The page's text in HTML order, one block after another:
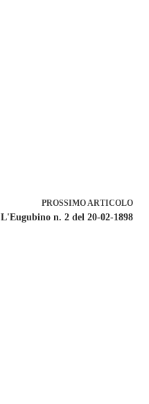
PROSSIMOARTICOLO
L'Eugubino n. 2 del 20-02-1898